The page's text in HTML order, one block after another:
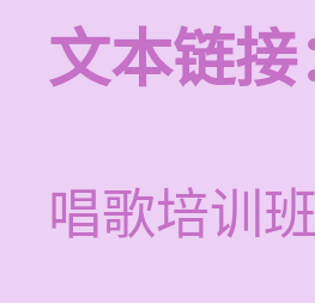
文本链接
唱歌培训